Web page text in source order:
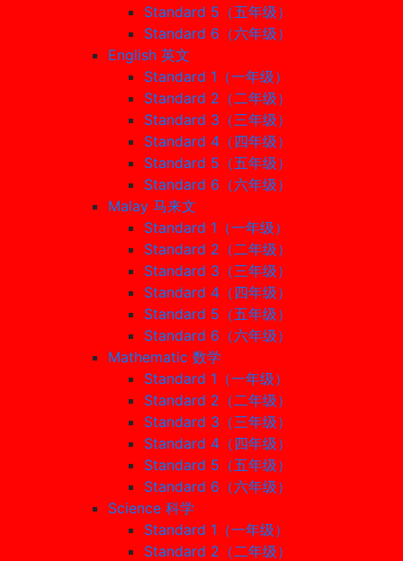
Standard 5（五年级）
Standard 6（六年级）
English 英文
Standard 1（一年级）
Standard 2（二年级）
Standard 3（三年级）
Standard 4（四年级）
Standard 5（五年级）
Standard 6（六年级）
Malay 马来文
Standard 1（一年级）
Standard 2（二年级）
Standard 3（三年级）
Standard 4（四年级）
Standard 5（五年级）
Standard 6（六年级）
Mathematic 数学
Standard 1（一年级）
Standard 2（二年级）
Standard 3（三年级）
Standard 4（四年级）
Standard 5（五年级）
Standard 6（六年级）
Science 科学
Standard 1（一年级）
Standard 2（二年级）